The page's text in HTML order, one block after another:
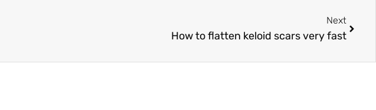
Next
How to flatten keloid scars very fast